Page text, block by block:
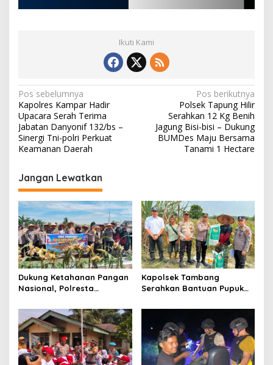
Ikuti Kami
N
a
v
i
a
s
i
p
o
s
Pos sebelumnya
Kapolres Kampar Hadir
Upacara Serah Terima
Jabatan Danyonif 132/bs –
Sinergi Tni-polri Perkuat
Keamanan Daerah
Pos berikutnya
Polsek Tapung Hilir
Serahkan 12 Kg Benih
Jagung Bisi-bisi – Dukung
BUMDes Maju Bersama
Tanami 1 Hectare
Jangan Lewatkan
Dukung Ketahanan Pangan
Nasional, Polresta
Kelompok Tani Panen
Jagung di Tuah Madani
Kapolsek Tambang
Serahkan Bantuan Pupuk
Rangka Swasembada
Pangan